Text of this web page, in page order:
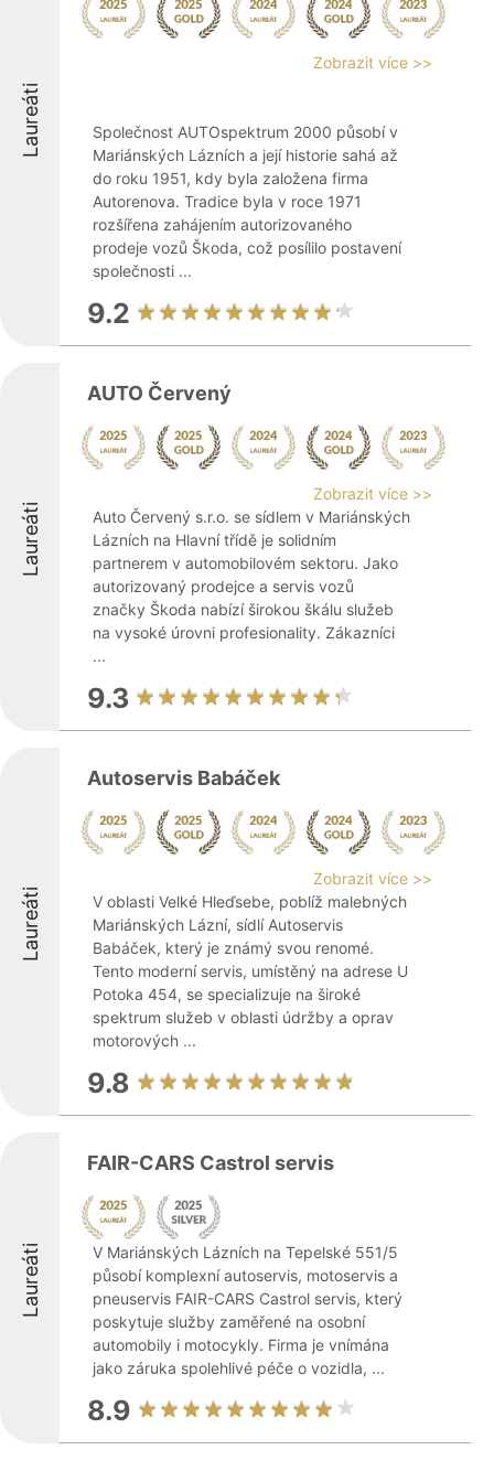
Laureáti
Zobrazit více >>
Společnost AUTOspektrum 2000 působí v
Mariánských Lázních a její historie sahá až
do roku 1951, kdy byla založena firma
Autorenova. Tradice byla v roce 1971
rozšířena zahájením autorizovaného
prodeje vozů Škoda, což posílilo postavení
společnosti ...
9.2
Laureáti
AUTO Červený
Zobrazit více >>
Auto Červený s.r.o. se sídlem v Mariánských
Lázních na Hlavní třídě je solidním
partnerem v automobilovém sektoru. Jako
autorizovaný prodejce a servis vozů
značky Škoda nabízí širokou škálu služeb
na vysoké úrovni profesionality. Zákazníci
...
9.3
Laureáti
Autoservis Babáček
Zobrazit více >>
V oblasti Velké Hleďsebe, poblíž malebných
Mariánských Lázní, sídlí Autoservis
Babáček, který je známý svou renomé.
Tento moderní servis, umístěný na adrese U
Potoka 454, se specializuje na široké
spektrum služeb v oblasti údržby a oprav
motorových ...
9.8
Laureáti
FAIR-CARS Castrol servis
V Mariánských Lázních na Tepelské 551/5
působí komplexní autoservis, motoservis a
pneuservis FAIR-CARS Castrol servis, který
poskytuje služby zaměřené na osobní
automobily i motocykly. Firma je vnímána
jako záruka spolehlivé péče o vozidla, ...
8.9